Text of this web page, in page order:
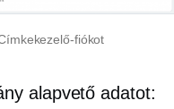
fiókot
alapvető adatot: